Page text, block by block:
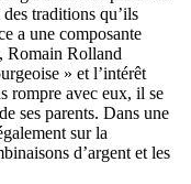
traditions qu’ils
a une composante
Romain Rolland
» et l’intérêt
rompre avec eux, il se
ses parents. Dans une
sur la
d’argent et les